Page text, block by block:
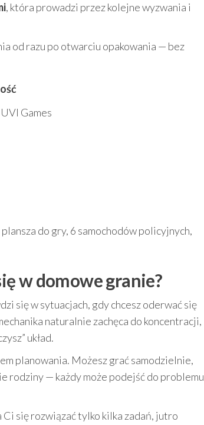
, która prowadzi przez kolejne wyzwania i
od razu po otwarciu opakowania — bez
Games
do gry, 6 samochodów policyjnych,
w domowe granie?
się w sytuacjach, gdy chcesz oderwać się
naturalnie zachęca do koncentracji,
układ.
planowania. Możesz grać samodzielnie,
rodziny — każdy może podejść do problemu
się rozwiązać tylko kilka zadań, jutro